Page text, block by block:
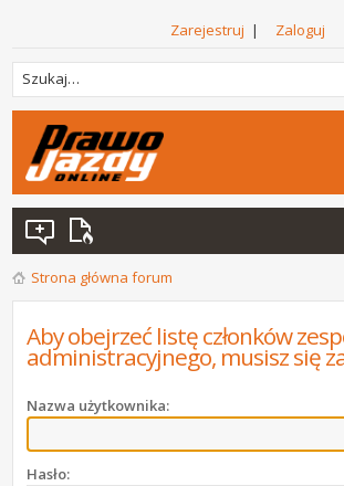
Zarejestruj | Zaloguj
Strona główna forum
Aby obejrzeć listę członków
administracyjnego, musisz się
Nazwa użytkownika:
Hasło: